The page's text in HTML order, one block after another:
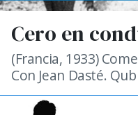
Cero en
(Francia, 1933)
Con Jean Dasté.